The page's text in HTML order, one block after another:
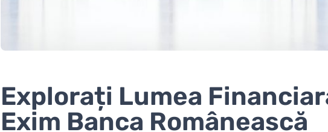
Explorați Lumea
Exim Banca Românească